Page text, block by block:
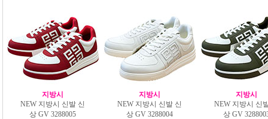
지방시
NEW 지방시 신발 신
상 GV 3288005
지방시
NEW 지방시 신발 신
상 GV 3288004
지방시
NEW 지방시 신
상 GV